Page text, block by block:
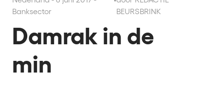
Banksector
BEURSBRINK
Damrak in de
min